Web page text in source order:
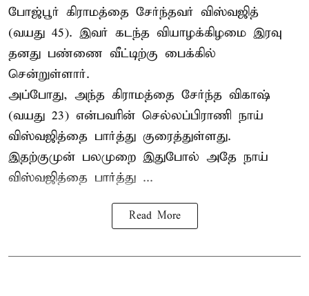
போஜ்பூர் கிராமத்தை சேர்ந்தவர் விஸ்வஜித்
(வயது 45). இவர் கடந்த வியாழக்கிழமை இரவு
தனது பண்ணை வீட்டிற்கு பைக்கில்
சென்றுள்ளார்.
அப்போது, அந்த கிராமத்தை சேர்ந்த விகாஷ்
(வயது 23) என்பவரின் செல்லப்பிராணி நாய்
விஸ்வஜித்தை பார்த்து குரைத்துள்ளது.
இதற்குமுன் பலமுறை இதுபோல் அதே நாய்
விஸ்வஜித்தை பார்த்து ...
Read More